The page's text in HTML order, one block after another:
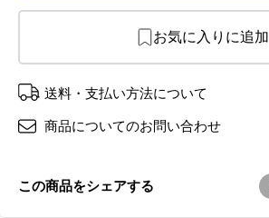
お気に入りに追加
送料・支払い方法について
商品についてのお問い合わせ
この商品をシェアする